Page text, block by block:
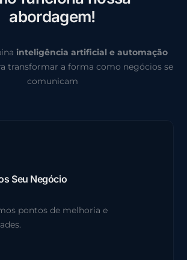
abordagem!
inteligência artificial e automação
transformar a forma como negócios se
comunicam
Seu Negócio
pontos de melhoria e